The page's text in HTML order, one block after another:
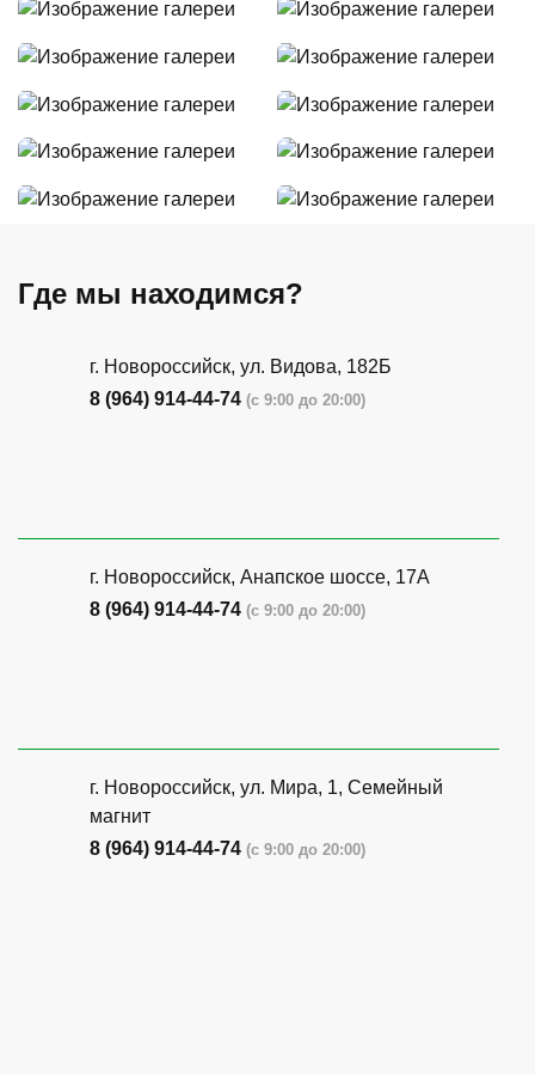
Где мы находимся?
г. Новороссийск, ул. Видова, 182Б
8 (964) 914-44-74 (с 9:00 до 20:00)
г. Новороссийск, Анапское шоссе, 17А
8 (964) 914-44-74 (с 9:00 до 20:00)
г. Новороссийск, ул. Мира, 1, Семейный
магнит
8 (964) 914-44-74 (с 9:00 до 20:00)